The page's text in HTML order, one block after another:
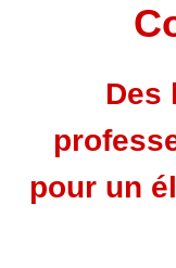
Des
pour un